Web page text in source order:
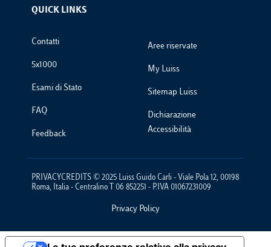
QUICK LINKS
Footer Links
Contatti
5x1000
Esami di Stato
FAQ
Feedback
Aree riservate
My Luiss
Sitemap Luiss
Dichiarazione
Accessibilità
PRIVACYCREDITS © 2025 Luiss Guido Carli - Viale Pola 12, 00198
Roma, Italia - Centralino T 06 852251 - P.IVA 01067231009
Privacy Policy